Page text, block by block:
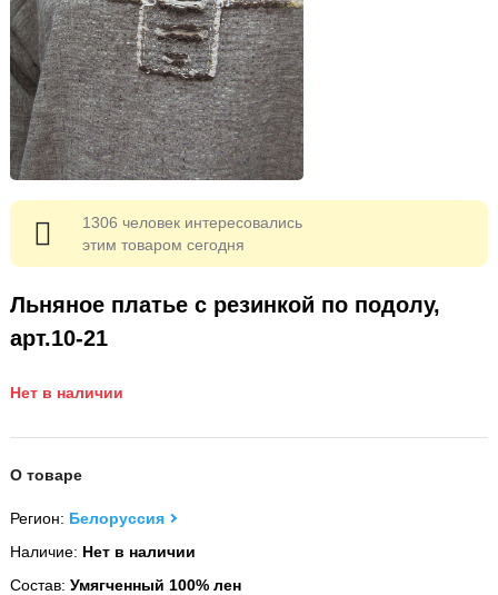
Льняное платье с резинкой по подолу,
арт.10-21
Нет в наличии
О товаре
Регион: Белоруссия
Наличие: Нет в наличии
Состав: Умягченный 100% лен
1306 человек интересовались
этим товаром сегодня